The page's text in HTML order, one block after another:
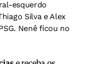
esquerdo
Silva e Alex
Nenê ficou no